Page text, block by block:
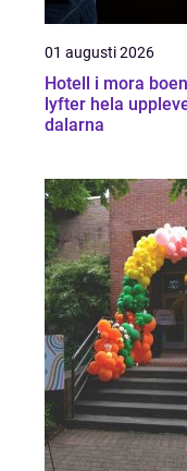
01 augusti 2026
Hotell i mora boende som
lyfter hela
dalarna